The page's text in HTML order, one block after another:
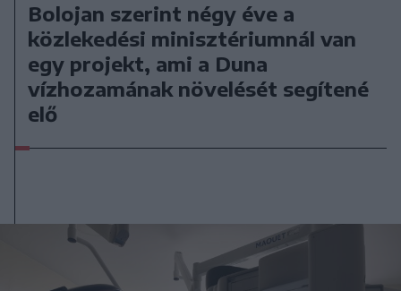
Bolojan szerint négy éve a
közlekedési minisztériumnál van
egy projekt, ami a Duna
vízhozamának növelését segítené
elő